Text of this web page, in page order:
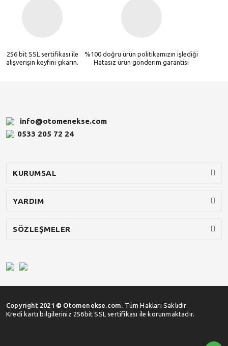
256 bit SSL sertifikası ile
alışverişin keyfini çıkarın.
%100 doğru ürün politikamızın işlediği
Hatasız ürün gönderim garantisi
info@otomenekse.com
0533 205 72 24
KURUMSAL
YARDIM
SÖZLEŞMELER
Copyright 2021 © Otomenekse.com. Tüm Hakları Saklıdır.
Kredi kartı bilgileriniz 256bit SSL sertifikası ile korunmaktadır.